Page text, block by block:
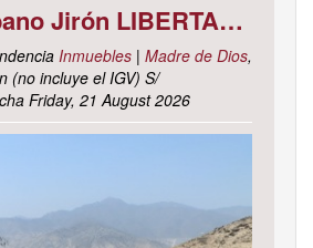
Predio Urbano Jirón LIBERTAD Mz. 5-H, Lote 23, TAMBOPATA - TAMBOPATA - MADRE DE DIOS ; cuyo dominio corre inscrito en la partida electrónica N° 07001561 del registro de propiedad inmueble de la ZONA REGISTRAL N° X, SEDE CUSCO, OFICINA REGISTRAL MADRE DE D
Inmuebles | Madre de Dios,
(no incluye el IGV) S/
Friday, 21 August 2026